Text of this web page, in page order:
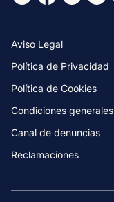
Aviso Legal
Política de Privacidad
Política de Cookies
Condiciones generales
Canal de denuncias
Reclamaciones